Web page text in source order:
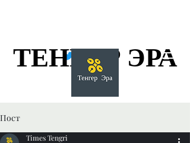
ТЕНГЕР ЭРА
ТЕНГЕР ЭРА
Пост
Times Tengri